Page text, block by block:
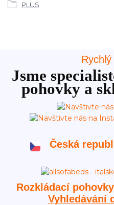
PLUS
Jsme
pohovky a
Česká
Rozkládací pohovky
Vyhledávání